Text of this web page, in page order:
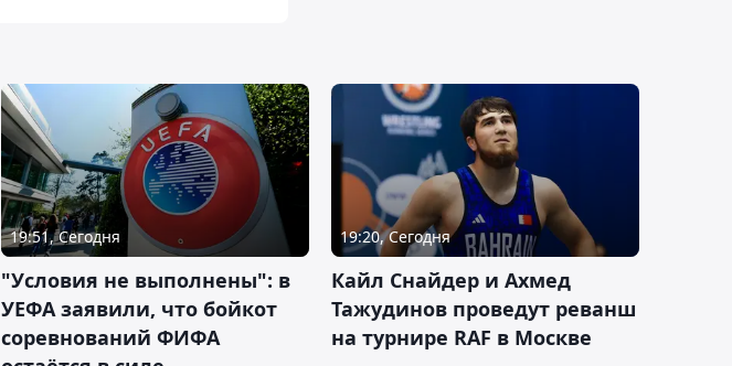
19:51, Сегодня
"Условия не выполнены": в
УЕФА заявили, что бойкот
соревнований ФИФА
19:20, Сегодня
Кайл Снайдер и Ахмед
Тажудинов проведут реванш
на турнире RAF в Москве